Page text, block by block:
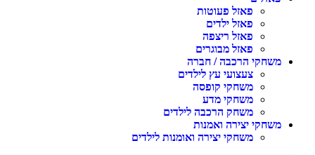
פאזל פעוטות
פאזל ילדים
פאזל ריצפה
פאזל מבוגרים
הרכבה / חברה
צעצועי עץ לילדים
משחקי קופסה
משחקי מדע
משחק הרכבה לילדים
יצירה ואמנות
משחקי יצירה ואומנות לילדים